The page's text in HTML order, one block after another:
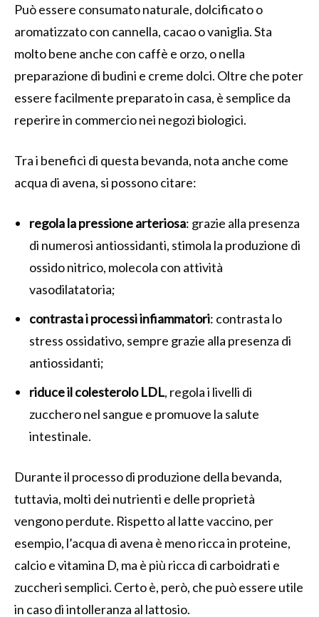
Può essere consumato naturale, dolcificato o
aromatizzato con cannella, cacao o vaniglia. Sta
molto bene anche con caffè e orzo, o nella
preparazione di budini e creme dolci. Oltre che poter
essere facilmente preparato in casa, è semplice da
reperire in commercio nei negozi biologici.
Tra i benefici di questa bevanda, nota anche come
acqua di avena, si possono citare:
regola la pressione arteriosa: grazie alla presenza
di numerosi antiossidanti, stimola la produzione di
ossido nitrico, molecola con attività
vasodilatatoria;
contrasta i processi infiammatori: contrasta lo
stress ossidativo, sempre grazie alla presenza di
antiossidanti;
riduce il colesterolo LDL, regola i livelli di
zucchero nel sangue e promuove la salute
intestinale.
Durante il processo di produzione della bevanda,
tuttavia, molti dei nutrienti e delle proprietà
vengono perdute. Rispetto al latte vaccino, per
esempio, l’acqua di avena è meno ricca in proteine,
calcio e vitamina D, ma è più ricca di carboidrati e
zuccheri semplici. Certo è, però, che può essere utile
in caso di intolleranza al lattosio.